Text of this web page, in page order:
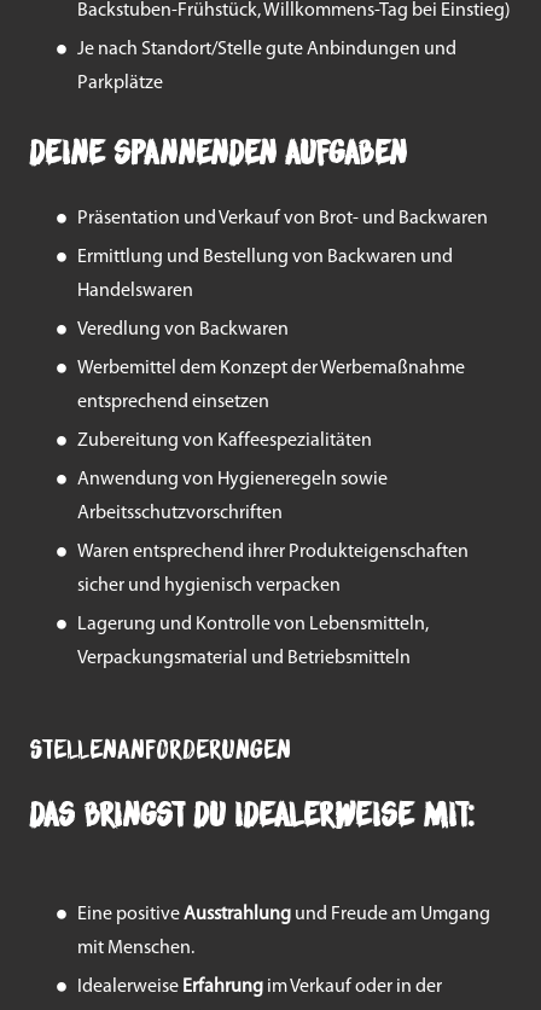
Backstuben-Frühstück, Willkommens-Tag bei Einstieg)
Je nach Standort/Stelle gute Anbindungen und
Parkplätze
Deine spannenden Aufgaben
Präsentation und Verkauf von Brot- und Backwaren
Ermittlung und Bestellung von Backwaren und
Handelswaren
Veredlung von Backwaren
Werbemittel dem Konzept der Werbemaßnahme
entsprechend einsetzen
Zubereitung von Kaffeespezialitäten
Anwendung von Hygieneregeln sowie
Arbeitsschutzvorschriften
Waren entsprechend ihrer Produkteigenschaften
sicher und hygienisch verpacken
Lagerung und Kontrolle von Lebensmitteln,
Verpackungsmaterial und Betriebsmitteln
Stellenanforderungen
Das bringst du idealerweise mit:
Eine positiveAusstrahlung und Freude am Umgang
mit Menschen.
Idealerweise Erfahrung im Verkauf oder in der